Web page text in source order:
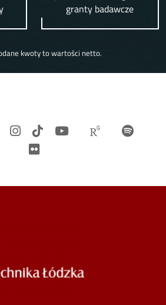
granty badawcze
kwoty to wartości netto.
LinkedinInstagram
TiTok Youtube